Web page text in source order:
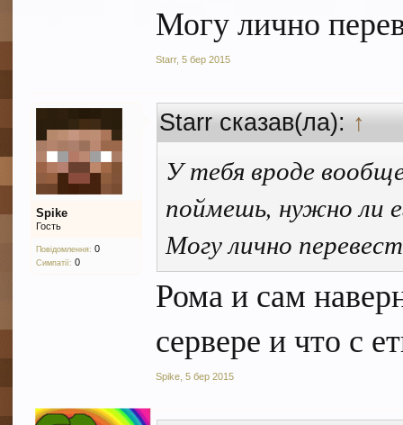
Могу лично
Starr,5 бер 2015
Spike
Гость
Повідомлення: 0
Симпатії: 0
Starr сказав(ла):↑
У тебя вроде
поймешь, нужно ли
Могу лично
Рома и сам
сервере и что с
Spike ,5 бер 2015